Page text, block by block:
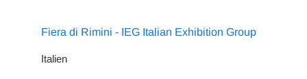
Fiera di Rimini - IEG Italian Exhibition Group
Italien